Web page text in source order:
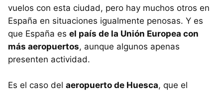
vuelos con esta ciudad, pero hay muchos otros en
España en situaciones igualmente penosas. Y es
que España es el país de la Unión Europea con
más aeropuertos, aunque algunos apenas
presenten actividad.
Es el caso del aeropuerto de Huesca, que el